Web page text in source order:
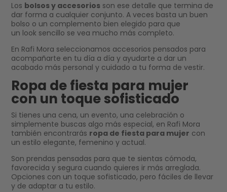
Los bolsos y accesorios son ese detalle que termina de
dar forma a cualquier conjunto. A veces basta un buen
bolso o un complemento bien elegido para que
un look sencillo se vea mucho más completo.
En Rafi Mora seleccionamos accesorios pensados para
acompañarte en tu día a día y ayudarte a dar un
acabado más personal y cuidado a tu forma de vestir.
Ropa de fiesta para mujer
con un toque sofisticado
Si tienes una cena, un evento, una celebración o
simplemente buscas algo más especial, en Rafi Mora
también encontrarás ropa de fiesta para mujer con
un estilo elegante, femenino y actual.
Son prendas pensadas para que te sientas cómoda,
favorecida y segura cuando quieres ir más arreglada.
Opciones con un toque sofisticado, pero fáciles de llevar
y de adaptar a tu estilo.